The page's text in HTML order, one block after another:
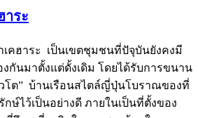
าระ
เคฮาระ เป็นเขตชุมชนที่ปัจุบันยังคงมี
กันมาตั้งแต่ดั้งเดิม โดยได้รับการขนาน
วโต” บ้านเรือนสไตล์ญี่ปุ่นโบราณของที่
ษ์ไว้เป็นอย่างดี ภายในเป็นที่ตั้งของ